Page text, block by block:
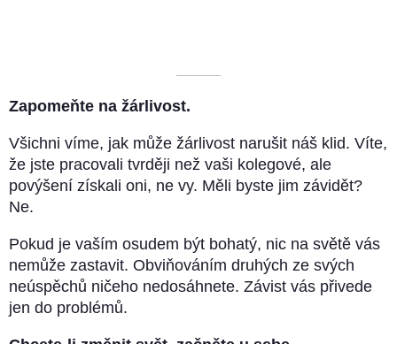
––––––––––
Zapomeňte na žárlivost.
Všichni víme, jak může žárlivost narušit náš klid. Víte,
že jste pracovali tvrději než vaši kolegové, ale
povýšení získali oni, ne vy. Měli byste jim závidět?
Ne.
Pokud je vaším osudem být bohatý, nic na světě vás
nemůže zastavit. Obviňováním druhých ze svých
neúspěchů ničeho nedosáhnete. Závist vás přivede
jen do problémů.